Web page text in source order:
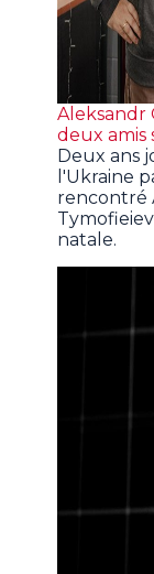
Aleksandr
deux amis
Deux ans
l'Ukraine
rencontré
natale.